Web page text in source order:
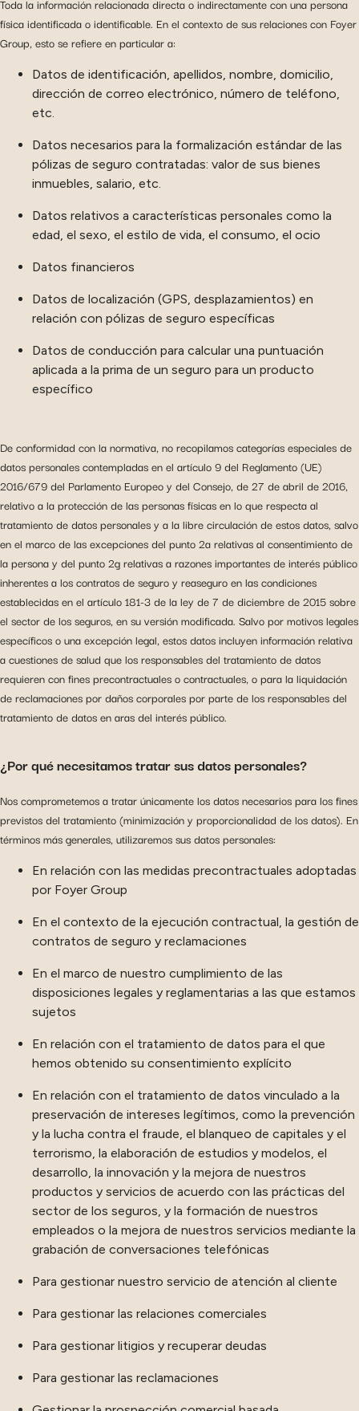
Toda la información relacionada directa o indirectamente con una persona
física identificada o identificable. En el contexto de sus relaciones con Foyer
Group, esto se refiere en particular a:
Datos de identificación, apellidos, nombre, domicilio,
dirección de correo electrónico, número de teléfono,
etc.
Datos necesarios para la formalización estándar de las
pólizas de seguro contratadas: valor de sus bienes
inmuebles, salario, etc.
Datos relativos a características personales como la
edad, el sexo, el estilo de vida, el consumo, el ocio
Datos financieros
Datos de localización (GPS, desplazamientos) en
relación con pólizas de seguro específicas
Datos de conducción para calcular una puntuación
aplicada a la prima de un seguro para un producto
específico
De conformidad con la normativa, no recopilamos categorías especiales de
datos personales contempladas en el artículo 9 del Reglamento (UE)
2016/679 del Parlamento Europeo y del Consejo, de 27 de abril de 2016,
relativo a la protección de las personas físicas en lo que respecta al
tratamiento de datos personales y a la libre circulación de estos datos, salvo
en el marco de las excepciones del punto 2a relativas al consentimiento de
la persona y del punto 2g relativas a razones importantes de interés público
inherentes a los contratos de seguro y reaseguro en las condiciones
establecidas en el artículo 181-3 de la ley de 7 de diciembre de 2015 sobre
el sector de los seguros, en su versión modificada. Salvo por motivos legales
específicos o una excepción legal, estos datos incluyen información relativa
a cuestiones de salud que los responsables del tratamiento de datos
requieren con fines precontractuales o contractuales, o para la liquidación
de reclamaciones por daños corporales por parte de los responsables del
tratamiento de datos en aras del interés público.
¿Por qué necesitamos tratar sus datos personales?
Nos comprometemos a tratar únicamente los datos necesarios para los fines
previstos del tratamiento (minimización y proporcionalidad de los datos). En
términos más generales, utilizaremos sus datos personales:
En relación con las medidas precontractuales adoptadas
por Foyer Group
En el contexto de la ejecución contractual, la gestión de
contratos de seguro y reclamaciones
En el marco de nuestro cumplimiento de las
disposiciones legales y reglamentarias a las que estamos
sujetos
En relación con el tratamiento de datos para el que
hemos obtenido su consentimiento explícito
En relación con el tratamiento de datos vinculado a la
preservación de intereses legítimos, como la prevención
y la lucha contra el fraude, el blanqueo de capitales y el
terrorismo, la elaboración de estudios y modelos, el
desarrollo, la innovación y la mejora de nuestros
productos y servicios de acuerdo con las prácticas del
sector de los seguros, y la formación de nuestros
empleados o la mejora de nuestros servicios mediante la
grabación de conversaciones telefónicas
Para gestionar nuestro servicio de atención al cliente
Para gestionar las relaciones comerciales
Para gestionar litigios y recuperar deudas
Para gestionar las reclamaciones